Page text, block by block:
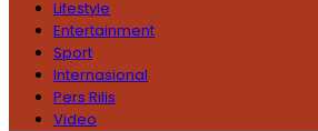
Lifestyle
Entertainment
Sport
Internasional
Pers Rilis
Video